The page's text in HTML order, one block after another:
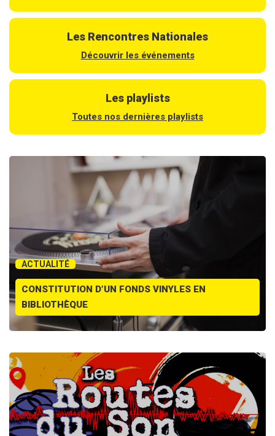
Les Rencontres Nationales
Découvrir les événements
Les playlists
Toutes nos dernières playlists
ACTUALITÉ
CONSTITUTION D’UN FONDS VINYLES EN
BIBLIOTHÈQUE